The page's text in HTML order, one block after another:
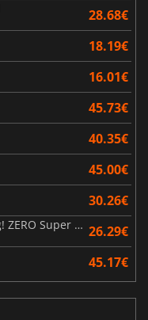
28.68€
18.19€
16.01€
45.73€
40.35€
45.00€
30.26€
DRAGON BALL Sparking! ZERO Super Limit Breaking NEO 26.29€
45.17€